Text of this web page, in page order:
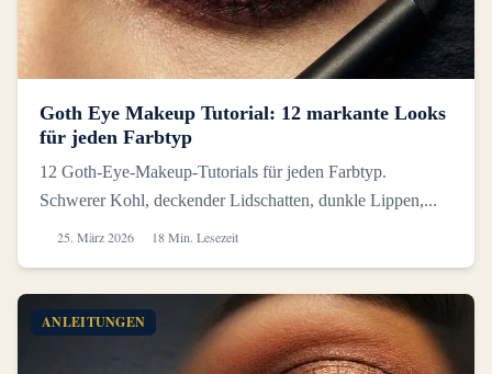
Goth Eye Makeup Tutorial: 12 markante Looks
für jeden Farbtyp
12 Goth-Eye-Makeup-Tutorials für jeden Farbtyp.
Schwerer Kohl, deckender Lidschatten, dunkle Lippen,...
25. März 2026 18 Min. Lesezeit
ANLEITUNGEN